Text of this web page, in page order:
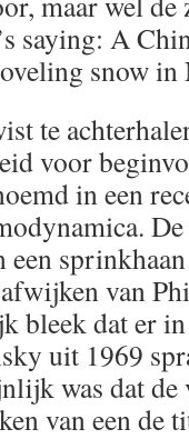
saying: A
snow
te
voor
in een
een
van
bleek dat er
uit 1969
was dat
van een